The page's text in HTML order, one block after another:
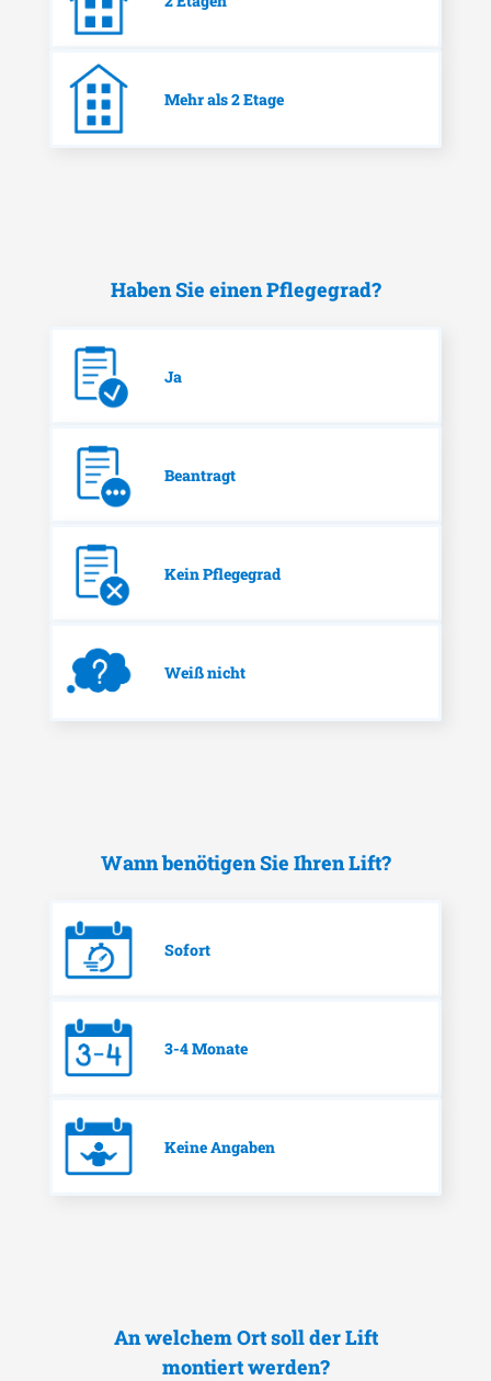
Mehr als 2 Etage
Haben Sie einen Pflegegrad?
Ja
Beantragt
Kein Pflegegrad
Weiß nicht
Wann benötigen Sie Ihren Lift?
Sofort
3-4 Monate
Keine Angaben
An welchem Ort soll der Lift
montiert werden?